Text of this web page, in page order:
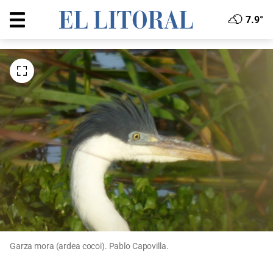
7.9°
Garza mora (ardea cocoi). Pablo Capovilla.